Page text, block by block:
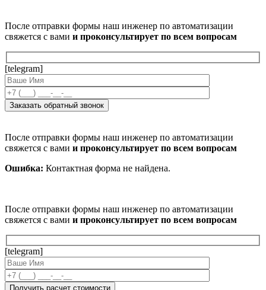
После отправки формы наш инженер по автоматизации
свяжется с вами и проконсультирует по всем вопросам
[telegram]
После отправки формы наш инженер по автоматизации
свяжется с вами и проконсультирует по всем вопросам
Ошибка: Контактная форма не найдена.
После отправки формы наш инженер по автоматизации
свяжется с вами и проконсультирует по всем вопросам
[telegram]